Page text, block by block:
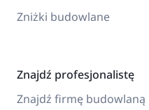
Zniżki budowlane
Znajdź profesjonalistę
Znajdź firmę budowlaną